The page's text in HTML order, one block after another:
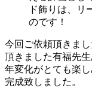
ド飾りは、リ
のです！
今回ご依頼頂きま
頂きました有福先
年変化がとても楽
完成致しました。